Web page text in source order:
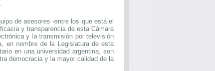
de asesores -entre los que está el
y transparencia de esta Cámara
y la transmisión por televisión
en nombre de la Legislatura de esta
en una universidad argentina, son
democracia y la mayor calidad de la